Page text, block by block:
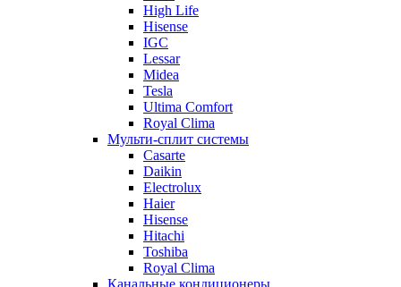
High Life
Hisense
IGC
Lessar
Midea
Tesla
Ultima Comfort
Royal Clima
Мульти-сплит системы
Casarte
Daikin
Electrolux
Haier
Hisense
Hitachi
Toshiba
Royal Clima
Канальные кондиционеры